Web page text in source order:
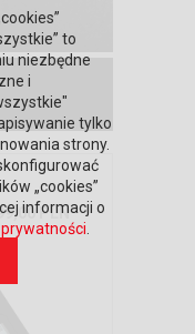
PLN
to
niezbędne
i
tylko
strony.
„cookies”
informacji o